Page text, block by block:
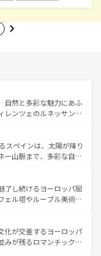
自然と多彩な魅力にあふ
レンツェのルネッサンス
やアマルフィ海岸の絶
観光の合間には、本場の
ア料理を堪能することも
ない旅をしてみよう！
テンツ一覧 を参照してほ
スペインは、太陽が降り
ー山脈まで、多彩な自然
フラメンコ、熱気あふ
が生活の一部となってい
雰囲気や、バルセロナの
トまで多彩な表情を見
異なるスペインはその個
人を魅了する。 なお、新着のスペイン情報はコ
了し続けるヨーロッパ屈
ェル塔やルーブル美術館
麗な宮殿、歴史的な大
な自然が、訪れる者を心
美食の国としても知ら
化が交差するヨーロッパ
みが残るロマンチック街